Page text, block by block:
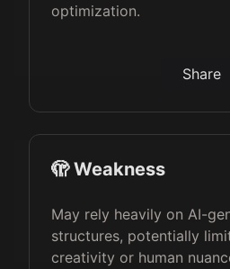
optimization.
Share
🫣 Weakness
May rely heavily on AI-
structures, potentially
creativity or human